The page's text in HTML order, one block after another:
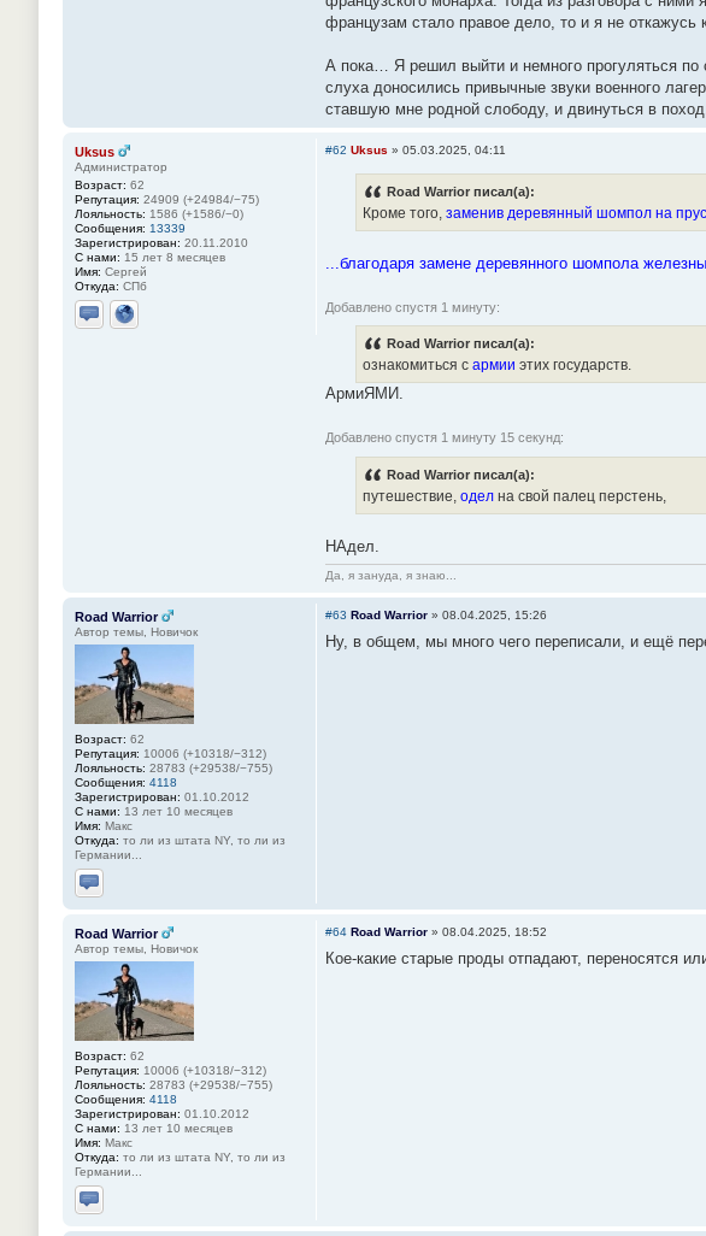
французам стало правое дело, то и я не откажусь
А пока… Я решил выйти и немного прогуляться
слуха доносились привычные звуки военного
ставшую мне родной слободу, и двинуться в
Uksus
Администратор
Возраст: 62
Репутация: 24909 (+24984/−75)
Лояльность: 1586 (+1586/−0)
Сообщения: 13339
Зарегистрирован: 20.11.2010
С нами: 15 лет 8 месяцев
Имя: Сергей
Откуда: СПб
Отправить личное сообщение
Сайт
#62 Uksus » 05.03.2025, 04:11
Road Warrior писал(а):
Кроме того, заменив деревянный шомпол на
...благодаря замене деревянного шомпола
Добавлено спустя 1 минуту:
Road Warrior писал(а):
ознакомиться с армии этих государств.
АрмиЯМИ.
Добавлено спустя 1 минуту 15 секунд:
Road Warrior писал(а):
путешествие, одел на свой палец перстень,
НАдел.
Да, я зануда, я знаю...
Road Warrior
Автор темы, Новичок
Возраст: 62
Репутация: 10006 (+10318/−312)
Лояльность: 28783 (+29538/−755)
Сообщения: 4118
Зарегистрирован: 01.10.2012
С нами: 13 лет 10 месяцев
Имя: Макс
Откуда: то ли из штата NY, то ли из
Германии...
Отправить личное сообщение
#63 Road Warrior » 08.04.2025, 15:26
Ну, в общем, мы много чего переписали, и ещё
Road Warrior
Автор темы, Новичок
Возраст: 62
Репутация: 10006 (+10318/−312)
Лояльность: 28783 (+29538/−755)
Сообщения: 4118
Зарегистрирован: 01.10.2012
С нами: 13 лет 10 месяцев
Имя: Макс
Откуда: то ли из штата NY, то ли из
Германии...
Отправить личное сообщение
#64 Road Warrior » 08.04.2025, 18:52
Кое-какие старые проды отпадают, переносятся